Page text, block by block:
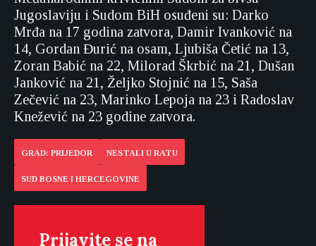
Jugoslaviju i Sudom BiH osuđeni su: Darko
Mrđa na 17 godina zatvora, Damir Ivanković na
14, Gordan Đurić na osam, Ljubiša Četić na 13,
Zoran Babić na 22, Milorad Škrbić na 21, Dušan
Janković na 21, Željko Stojnić na 15, Saša
Zečević na 23, Marinko Lepoja na 23 i Radoslav
Knežević na 23 godine zatvora.
GRAD: PRIJEDOR NESTALI U RATU
SUD BOSNE I HERCEGOVINE
Prijavite se na